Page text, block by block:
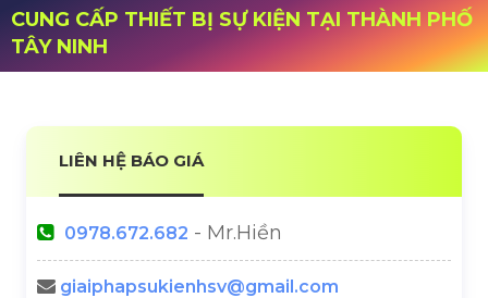
CUNG CẤP THIẾT BỊ SỰ KIỆN TẠI THÀNH PHỐ
TÂY NINH
LIÊN HỆ BÁO GIÁ
0978.672.682 - Mr.Hiền
giaiphapsukienhsv@gmail.com